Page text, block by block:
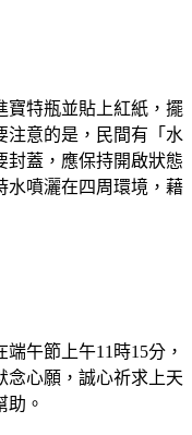
寶特瓶並貼上紅紙，擺
注意的是，民間有「水
封蓋，應保持開啟狀態
水噴灑在四周環境，藉
午節上午11時15分，
念心願，誠心祈求上天
助。